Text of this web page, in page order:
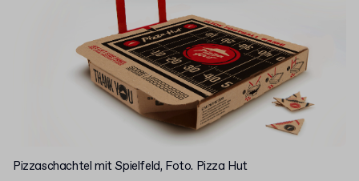
Pizzaschachtel mit Spielfeld, Foto. Pizza Hut